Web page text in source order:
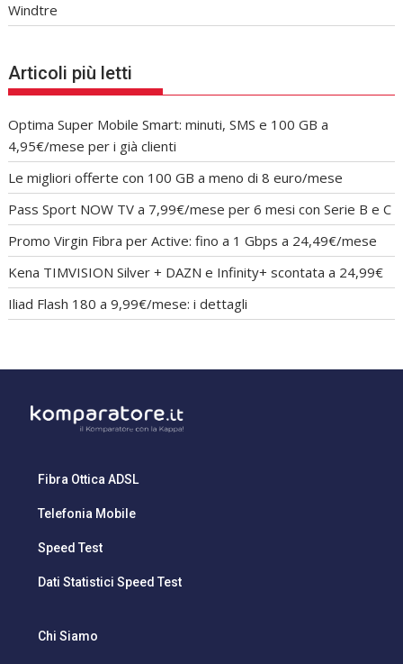
Windtre
Articoli più letti
Optima Super Mobile Smart: minuti, SMS e 100 GB a
4,95€/mese per i già clienti
Le migliori offerte con 100 GB a meno di 8 euro/mese
Pass Sport NOW TV a 7,99€/mese per 6 mesi con Serie B e C
Promo Virgin Fibra per Active: fino a 1 Gbps a 24,49€/mese
Kena TIMVISION Silver + DAZN e Infinity+ scontata a 24,99€
Iliad Flash 180 a 9,99€/mese: i dettagli
Fibra Ottica ADSL
Telefonia Mobile
Speed Test
Dati Statistici Speed Test
Chi Siamo